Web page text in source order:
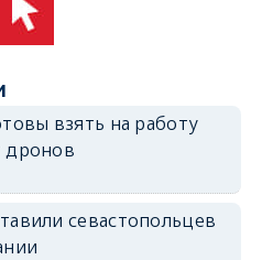
взять на работу
дронов
севастопольцев